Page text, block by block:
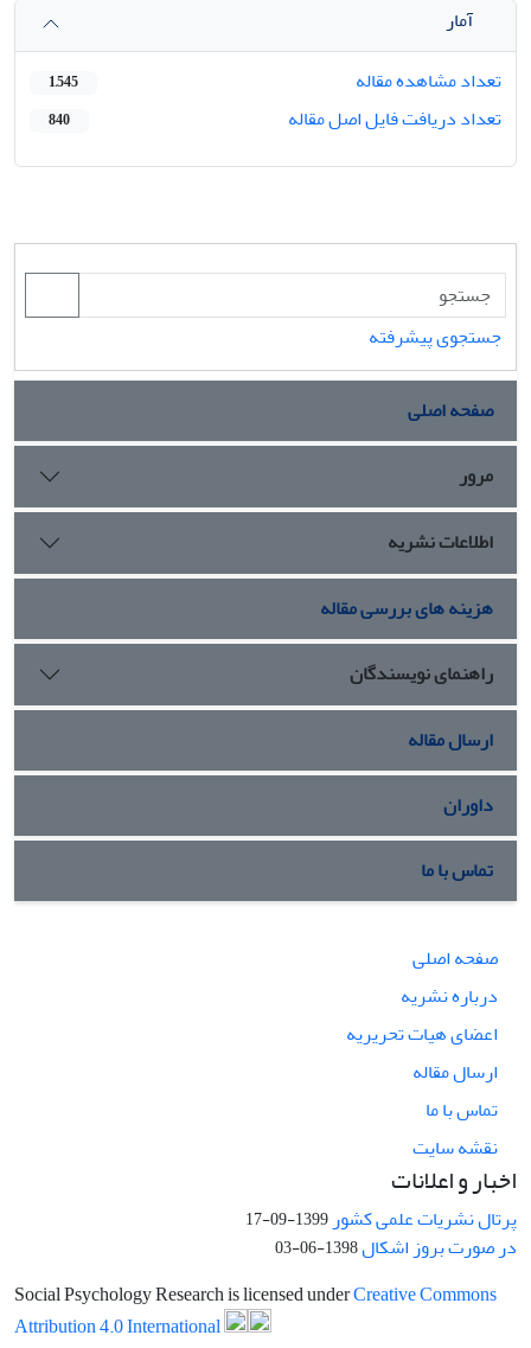
آمار
تعداد مشاهده مقاله
1,545
تعداد دریافت فایل اصل مقاله 840
جستجوی پیشرفته
صفحه اصلی
مرور
اطلاعات نشریه
هزینه های بررسی مقاله
راهنمای نویسندگان
ارسال مقاله
داوران
تماس با ما
صفحه اصلی
درباره نشریه
اعضای هیات تحریریه
ارسال مقاله
تماس با ما
نقشه سایت
اخبار و اعلانات
پرتال نشریات علمی کشور 1399-09-17
در صورت بروز اشکال1398-06-03
Social Psychology Research is licensed underCreative Commons
Attribution 4.0 International